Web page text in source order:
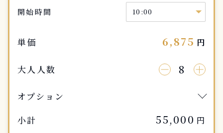
開始時間
単価 6,875 円
大人人数 8
オプション
小計
55,000 円